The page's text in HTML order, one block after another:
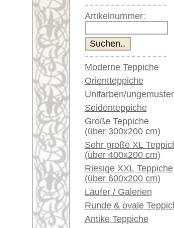
(über 600x200 cm)
Läufer / Galerien
Runde & ovale Teppiche
Antike Teppiche
Antike China Teppiche
Blaue Teppiche
Graue Teppiche
Braune Teppiche
Blaue Teppiche
Grüne Teppiche
Rot/pink/flieder/lila
Beige/hell/cremefarben
Ein kleines Teppich-
Glossar...
Händler können ihre
großen Teppiche hier
verkaufen
Info Center
Häufige Fragen (FAQ)
AGB
Bestellvorgang
Lieferung und Zahlung
Widerrufsrecht
Datenschutz
Bild Nr. 6
Name/
Alter:
Flor:
Musterung:
Grundfarbe:
Preis (inkl.
4 - 8 Werktage